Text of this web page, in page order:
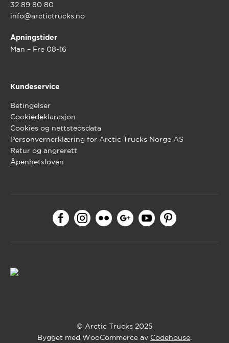
32 89 80 80
info@arctictrucks.no
Åpningstider
Man – Fre 08-16
Kundeservice
Betingelser
Cookiedeklarasjon
Cookies og nettstedsdata
Personvernerklæring for Arctic Trucks Norge AS
Retur og angrerett
Åpenhetsloven
© Arctic Trucks 2025
Bygget med WooCommerce av Codehouse